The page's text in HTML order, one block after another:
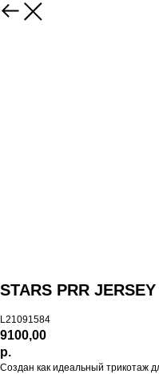
STARS PRR JERSEY
L21091584
9100,00
р.
Создан как идеальный трикотаж